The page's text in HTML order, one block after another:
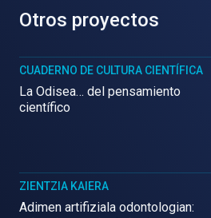
Otros proyectos
CUADERNO DE CULTURA CIENTÍFICA
La Odisea… del pensamiento
científico
ZIENTZIA KAIERA
Adimen artifiziala odontologian: